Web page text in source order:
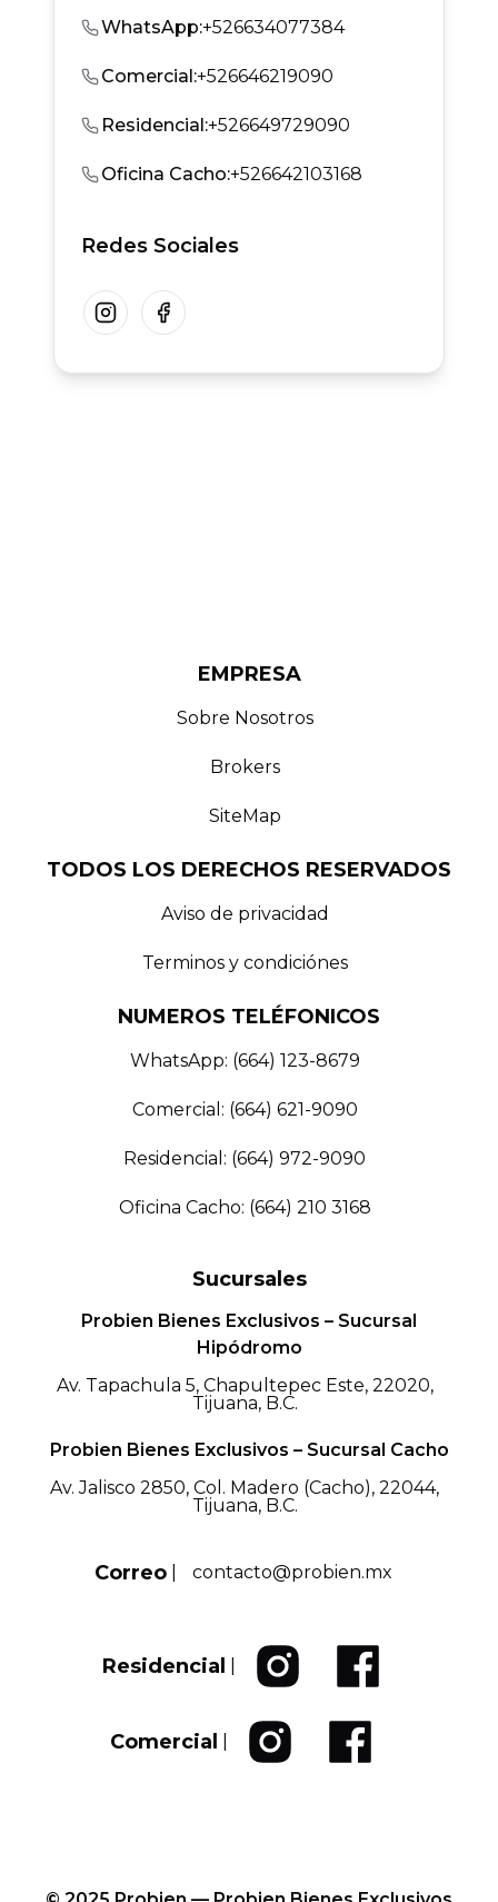
WhatsApp:+526634077384
Comercial:+526646219090
Residencial:+526649729090
Oficina Cacho:+526642103168
Redes Sociales
InstagramFacebook
EMPRESA
Sobre Nosotros
Brokers
SiteMap
TODOS LOS DERECHOS RESERVADOS
Aviso de privacidad
Terminos y condiciónes
NUMEROS TELÉFONICOS
WhatsApp: (664) 123-8679
Comercial: (664) 621-9090
Residencial: (664) 972-9090
Oficina Cacho: (664) 210 3168
Sucursales
Probien Bienes Exclusivos – Sucursal
Hipódromo
Av. Tapachula 5, Chapultepec Este, 22020,
Tijuana, B.C.
Probien Bienes Exclusivos – Sucursal Cacho
Av. Jalisco 2850, Col. Madero (Cacho), 22044,
Tijuana, B.C.
Correo contacto@probien.mx
Residencial
Comercial